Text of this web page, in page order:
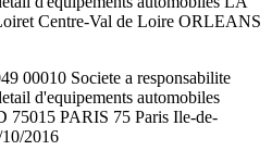
Centre-Val de Loire ORLEANS
00010 Societe a responsabilite
d'equipements automobiles
PARIS 75 Paris Ile-de-
2016